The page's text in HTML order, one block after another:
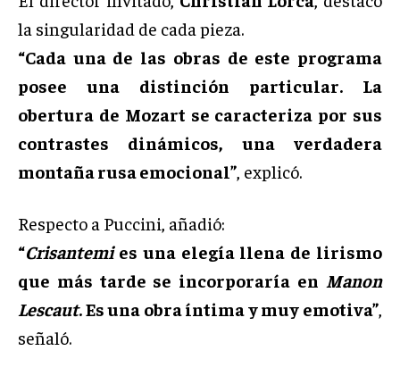
la singularidad de cada pieza.
“Cada una de las obras de este programa
posee una distinción particular. La
obertura de Mozart se caracteriza por sus
contrastes dinámicos, una verdadera
montaña rusa emocional” , explicó.
Respecto a Puccini, añadió:
“Crisantemies una elegía llena de lirismo
que más tarde se incorporaría en Manon
Lescaut. Es una obra íntima y muy emotiva”
señaló.